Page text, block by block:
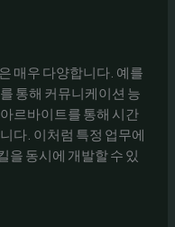
매우 다양합니다. 예를
통해 커뮤니케이션 능
르바이트를 통해 시간
다. 이처럼 특정 업무에
을 동시에 개발할 수 있